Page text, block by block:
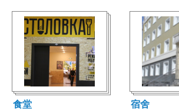
食堂 宿舍